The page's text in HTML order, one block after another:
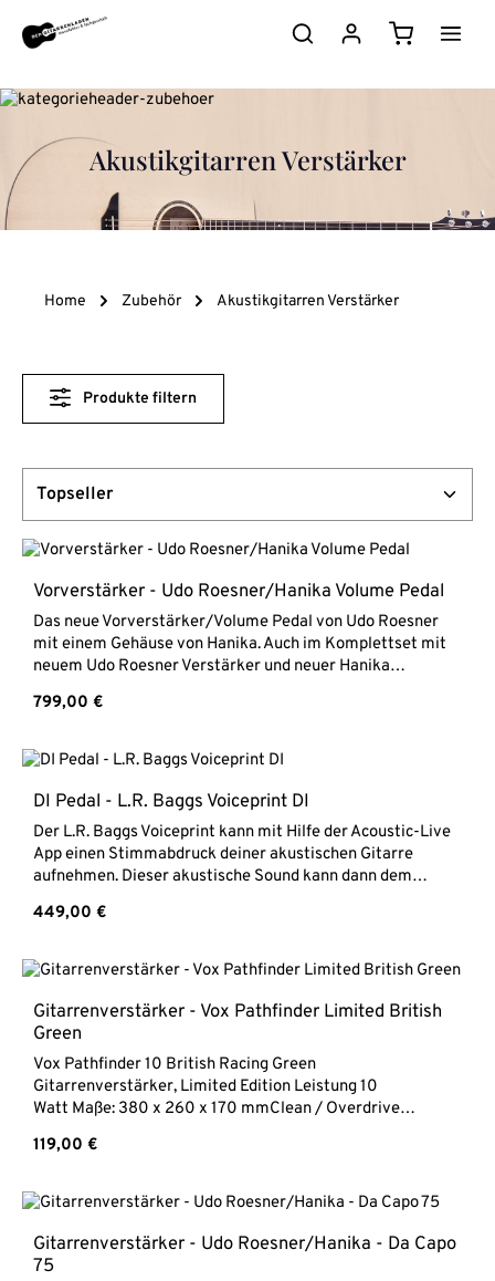
Zum Hauptinhalt springen
Akustikgitarren Verstärker
Home Zubehör Akustikgitarren Verstärker
Produkte filtern
Vorverstärker - Udo Roesner/Hanika Volume Pedal
Das neue Vorverstärker/Volume Pedal von Udo Roesner
mit einem Gehäuse von Hanika. Auch im Komplettset mit
neuem Udo Roesner Verstärker und neuer Hanika
Roesner -> Udo Roesner/Hanika Da Capo 75 ->
+ Roesner Pedal Preamp/Volume Pedal
DI out
Regulärer Preis:
799,00 €
DI Pedal - L.R. Baggs Voiceprint DI
Der L.R. Baggs Voiceprint kann mit Hilfe der Acoustic-Live
App einen Stimmabdruck deiner akustischen Gitarre
aufnehmen. Dieser akustische Sound kann dann dem
Klang zu erhalten.Die ausführliche Beschreibung und
Voiceprint DIDI Pedal für akustische Gitarre
Regulärer Preis:
449,00 €
Gitarrenverstärker - Vox Pathfinder Limited British
Green
Vox Pathfinder 10 British Racing Green
Gitarrenverstärker, Limited Edition Leistung 10
Watt Maße: 380 x 260 x 170 mmClean / Overdrive
Regulärer Preis:
119,00 €
Gitarrenverstärker - Udo Roesner/Hanika - Da Capo
75